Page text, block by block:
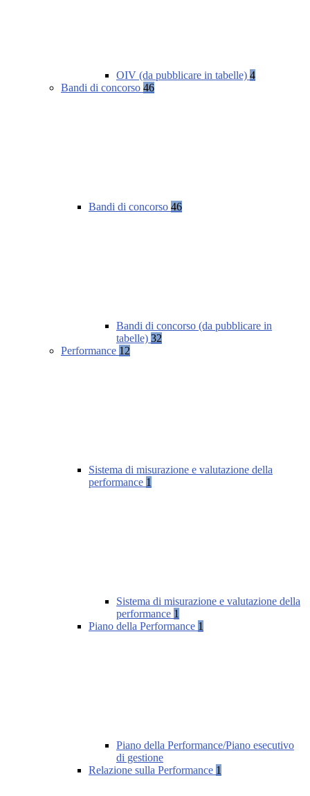
OIV (da pubblicare in tabelle) 4
Bandi di concorso 46
Bandi di concorso 46
Bandi di concorso (da pubblicare in
tabelle) 32
Performance 12
Sistema di misurazione e valutazione della
performance 1
Sistema di misurazione e valutazione della
performance 1
Piano della Performance 1
Piano della Performance/Piano esecutivo
di gestione
Relazione sulla Performance 1